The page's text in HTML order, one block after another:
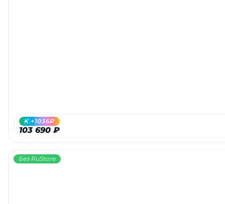
103 690 ₽
K +1036₽
Без RuStore